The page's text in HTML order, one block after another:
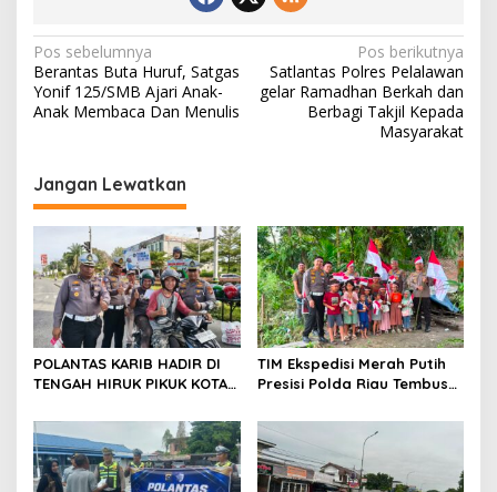
N
a
v
g
a
i
p
o
s
Pos sebelumnya
Berantas Buta Huruf, Satgas
Yonif 125/SMB Ajari Anak-
Anak Membaca Dan Menulis
Pos berikutnya
Satlantas Polres Pelalawan
gelar Ramadhan Berkah dan
Berbagi Takjil Kepada
Masyarakat
Jangan Lewatkan
POLANTAS KARIB HADIR DI
TENGAH HIRUK PIKUK KOTA
POLDA RIAU KOBARKAN
SEMANGAT KESELAMATAN,
NASIONALISME DAN GREEN
POLICING JELANG HUT KE-81
TIM Ekspedisi Merah Putih
Presisi Polda Riau Tembus
Kobarkan Semangat Merah
Putih Hadirkan Kepedulian
Nyata untuk Negeri